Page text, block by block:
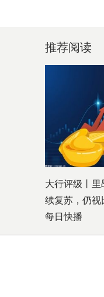
推荐阅读
大行评级丨
续复苏，仍
每日快播